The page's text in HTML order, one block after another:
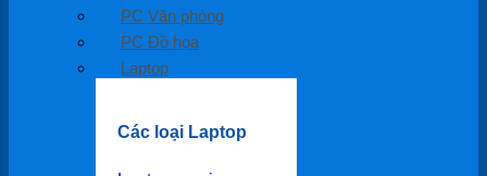
PC Văn phòng
PC Đồ họa
Laptop
Các loại Laptop